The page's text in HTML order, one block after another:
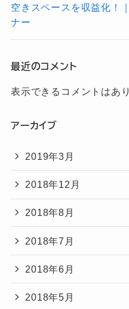
空きスペースを収益化！
ナー
最近のコメント
表示できるコメントはあ
アーカイブ
2019年3月
2018年12月
2018年8月
2018年7月
2018年6月
2018年5月